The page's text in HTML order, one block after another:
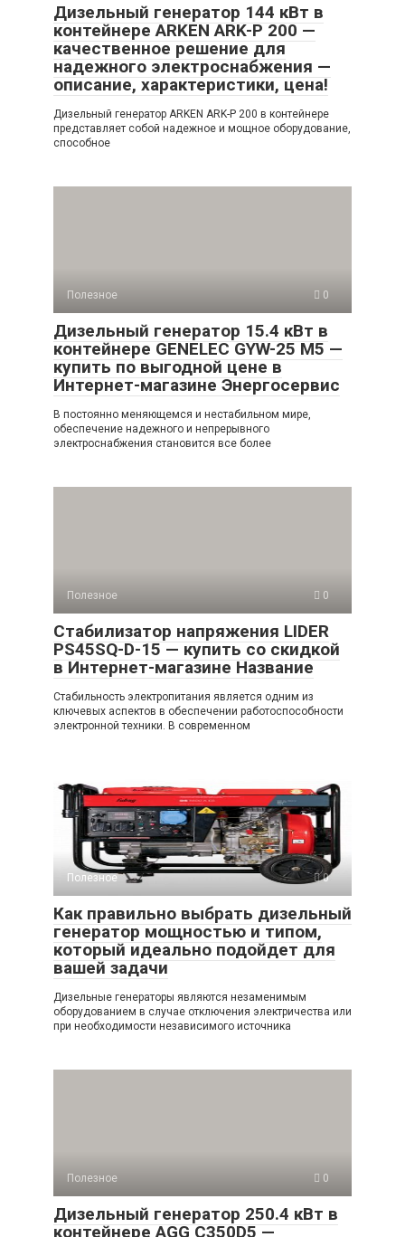
Дизельный генератор 144 кВт в
контейнере ARKEN ARK-P 200 —
качественное решение для
надежного электроснабжения —
описание, характеристики, цена!
Дизельный генератор ARKEN ARK-P 200 в контейнере
представляет собой надежное и мощное оборудование,
способное
Полезное 0
Дизельный генератор 15.4 кВт в
контейнере GENELEC GYW-25 M5 —
купить по выгодной цене в
Интернет-магазине Энергосервис
В постоянно меняющемся и нестабильном мире,
обеспечение надежного и непрерывного
электроснабжения становится все более
Полезное 0
Стабилизатор напряжения LIDER
PS45SQ-D-15 — купить со скидкой
в Интернет-магазине Название
Стабильность электропитания является одним из
ключевых аспектов в обеспечении работоспособности
электронной техники. В современном
Полезное 0
Как правильно выбрать дизельный
генератор мощностью и типом,
который идеально подойдет для
вашей задачи
Дизельные генераторы являются незаменимым
оборудованием в случае отключения электричества или
при необходимости независимого источника
Полезное 0
Дизельный генератор 250.4 кВт в
контейнере AGG C350D5 —